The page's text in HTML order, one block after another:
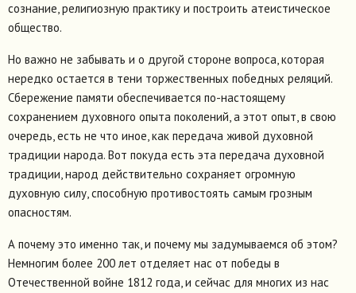
сознание, религиозную практику и построить атеистическое
общество.
Но важно не забывать и о другой стороне вопроса, которая
нередко остается в тени торжественных победных реляций.
Сбережение памяти обеспечивается по-настоящему
сохранением духовного опыта поколений, а этот опыт, в свою
очередь, есть не что иное, как передача живой духовной
традиции народа. Вот покуда есть эта передача духовной
традиции, народ действительно сохраняет огромную
духовную силу, способную противостоять самым грозным
опасностям.
А почему это именно так, и почему мы задумываемся об этом?
Немногим более 200 лет отделяет нас от победы в
Отечественной войне 1812 года, и сейчас для многих из нас